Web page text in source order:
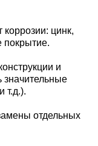
цинк,
покрытие.
и
значительные
т.д.).
отдельных